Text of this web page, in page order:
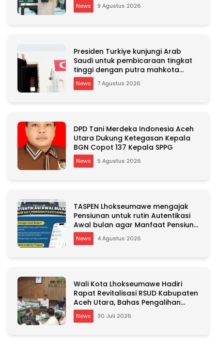
News 9 Agustus 2026
Presiden Turkiye kunjungi Arab
Saudi untuk pembicaraan tingkat
tinggi dengan putra mahkota
Saudi dan PM Pakistan
News 7 Agustus 2026
DPD Tani Merdeka Indonesia Aceh
Utara Dukung Ketegasan Kepala
BGN Copot 137 Kepala SPPG
News 5 Agustus 2026
TASPEN Lhokseumawe mengajak
Pensiunan untuk rutin Autentikasi
Awal bulan agar Manfaat Pensiun
tetap Lancar
News 4 Agustus 2026
Wali Kota Lhokseumawe Hadiri
Rapat Revitalisasi RSUD Kabupaten
Aceh Utara, Bahas Pengalihan
Kepemilikan RSU Cut Meutia
News 30 Juli 2026